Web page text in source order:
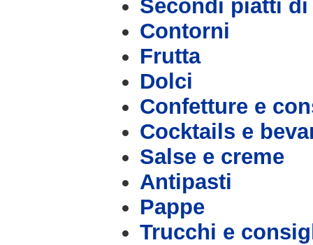
Secondi piatti di
Contorni
Frutta
Dolci
Confetture e
Cocktails e
Salse e creme
Antipasti
Pappe
Trucchi e